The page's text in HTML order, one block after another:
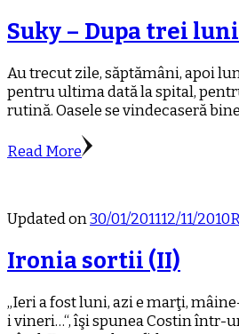
Suky – Dupa trei
Au trecut zile, săptămâni, apoi
pentru ultima dată la spital,
rutină. Oasele se vindecaseră
Read More
Updated on30/01/201112/11/2010
Ironia sortii (II)
„Ieri a fost luni, azi e marţi,
i vineri…“, îşi spunea Costin într-